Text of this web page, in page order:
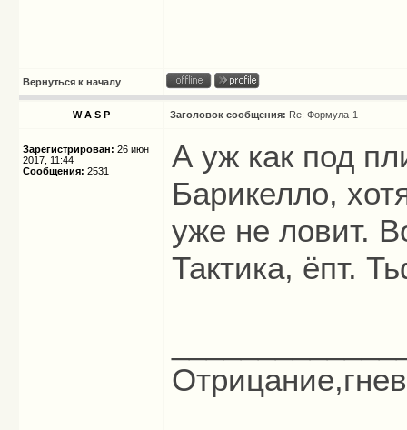
Вернуться к началу
W A S P Заголовок сообщения: Re: Формула-1
Зарегистрирован: 26 июн
2017, 11:44
Сообщения: 2531
А уж как под
Барикелло,
уже не ловит.
Тактика, ëпт.